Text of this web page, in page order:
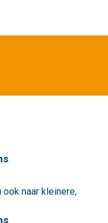
ook naar kleinere,